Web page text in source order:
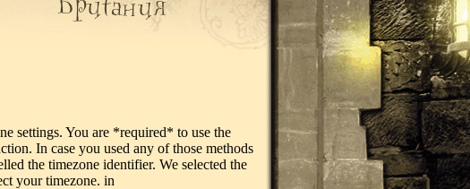
settings. You are *required* to use the
In case you used any of those methods
the timezone identifier. We selected the
your timezone. in